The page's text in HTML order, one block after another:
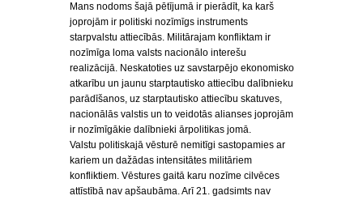
Mans nodoms šajā pētījumā ir pierādīt, ka karš
joprojām ir politiski nozīmīgs instruments
starpvalstu attiecībās. Militārajam konfliktam ir
nozīmīga loma valsts nacionālo interešu
realizācijā. Neskatoties uz savstarpējo ekonomisko
atkarību un jaunu starptautisko attiecību dalībnieku
parādīšanos, uz starptautisko attiecību skatuves,
nacionālās valstis un to veidotās alianses joprojām
ir nozīmīgākie dalībnieki ārpolitikas jomā.
Valstu politiskajā vēsturē nemitīgi sastopamies ar
kariem un dažādas intensitātes militāriem
konfliktiem. Vēstures gaitā karu nozīme cilvēces
attīstībā nav apšaubāma. Arī 21. gadsimts nav